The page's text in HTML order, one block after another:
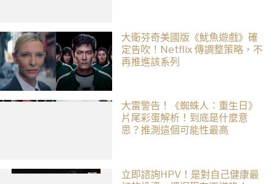
大衛芬奇美國版《魷魚遊戲》確
定告吹！Netflix 傳調整策略，不
再推進該系列
大雷警告！《蜘蛛人：重生日》
片尾彩蛋解析！到底是什麼意
思？推測這個可能性最高
立即諮詢HPV！是對自己健康最